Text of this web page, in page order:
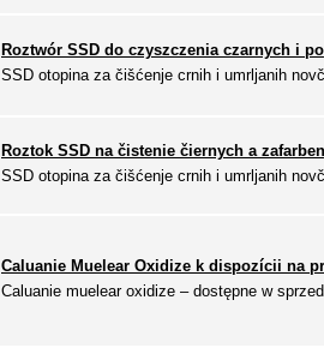
Roztwór SSD do czyszczenia czarnych i
SSD otopina za čišćenje crnih i umrljanih
Roztok SSD na čistenie čiernych a
SSD otopina za čišćenje crnih i umrljanih
Caluanie Muelear Oxidize k dispozícii na
Caluanie muelear oxidize – dostępne w